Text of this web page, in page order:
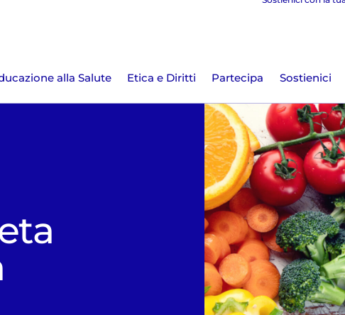
alla Salute Etica e Diritti Partecipa Sostienici